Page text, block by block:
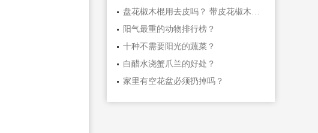
盘花椒木棍用去皮吗？ 带皮花椒木棍怎样盘玩？
阳气最重的动物排行榜？
十种不需要阳光的蔬菜？
白醋水浇蟹爪兰的好处？
家里有空花盆必须扔掉吗？